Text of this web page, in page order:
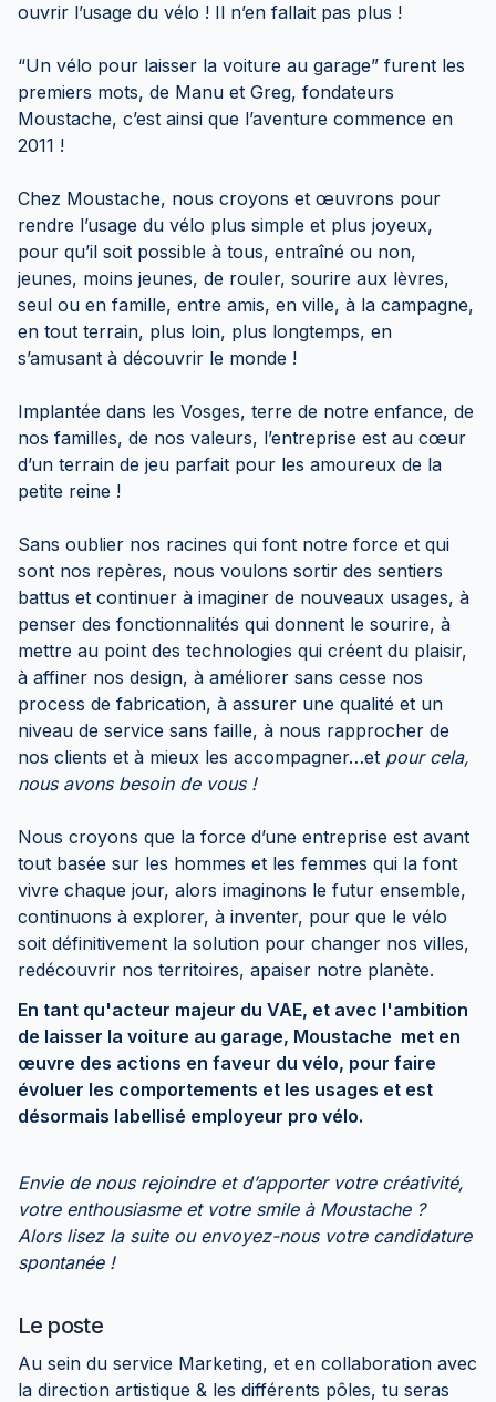
ouvrir l’usage du vélo ! Il n’en fallait pas plus !
“Un vélo pour laisser la voiture au garage” furent les
premiers mots, de Manu et Greg, fondateurs
Moustache, c’est ainsi que l’aventure commence en
2011 !
Chez Moustache, nous croyons et œuvrons pour
rendre l’usage du vélo plus simple et plus joyeux,
pour qu’il soit possible à tous, entraîné ou non,
jeunes, moins jeunes, de rouler, sourire aux lèvres,
seul ou en famille, entre amis, en ville, à la campagne,
en tout terrain, plus loin, plus longtemps, en
s’amusant à découvrir le monde !
Implantée dans les Vosges, terre de notre enfance, de
nos familles, de nos valeurs, l’entreprise est au cœur
d’un terrain de jeu parfait pour les amoureux de la
petite reine !
Sans oublier nos racines qui font notre force et qui
sont nos repères, nous voulons sortir des sentiers
battus et continuer à imaginer de nouveaux usages, à
penser des fonctionnalités qui donnent le sourire, à
mettre au point des technologies qui créent du plaisir,
à affiner nos design, à améliorer sans cesse nos
process de fabrication, à assurer une qualité et un
niveau de service sans faille, à nous rapprocher de
nos clients et à mieux les accompagner…et pour cela,
nous avons besoin de vous !
Nous croyons que la force d’une entreprise est avant
tout basée sur les hommes et les femmes qui la font
vivre chaque jour, alors imaginons le futur ensemble,
continuons à explorer, à inventer, pour que le vélo
soit définitivement la solution pour changer nos villes,
redécouvrir nos territoires, apaiser notre planète.
En tant qu'acteur majeur du VAE, et avec l'ambition
de laisser la voiture au garage, Moustache met en
œuvre des actions en faveur du vélo, pour faire
évoluer les comportements et les usages et est
désormais labellisé employeur pro vélo.
Envie de nous rejoindre et d’apporter votre créativité,
votre enthousiasme et votre smile à Moustache ?
Alors lisez la suite ou envoyez-nous votre candidature
spontanée !
Le poste
Au sein du service Marketing, et en collaboration avec
la direction artistique & les différents pôles, tu seras